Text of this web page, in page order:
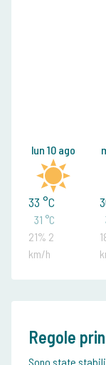
lun 10 ago
33 °C
31 °C
21% 2
km/h
Regole
Sono state